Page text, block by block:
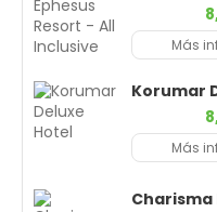
Más
Korumar
Más
Charisma